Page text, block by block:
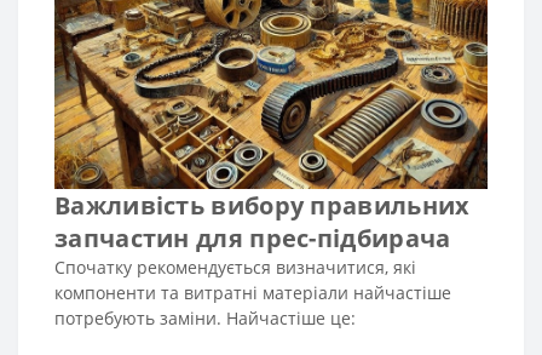
Важливість вибору правильних
запчастин для прес-підбирача
Спочатку рекомендується визначитися, які
компоненти та витратні матеріали найчастіше
потребують заміни. Найчастіше це: